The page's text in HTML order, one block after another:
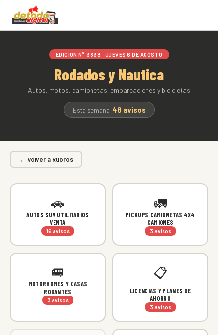
EDICION N° 3838 · JUEVES 6 DE AGOSTO
Rodados y Nautica
Autos, motos, camionetas, embarcaciones y bicicletas
Esta semana: 48 avisos
← Volver a Rubros
🚗
AUTOS SUV UTILITARIOS
VENTA
16 avisos
🚛
PICKUPS CAMIONETAS 4X4
CAMIONES
3 avisos
🚐
MOTORHOMES Y CASAS
RODANTES
3 avisos
📋
LICENCIAS Y PLANES DE
AHORRO
3 avisos